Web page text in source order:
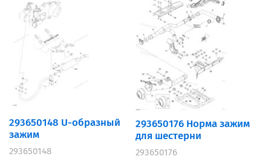
293650148 U-образный
зажим
293650148
293650176 Норма зажим
для шестерни
293650176